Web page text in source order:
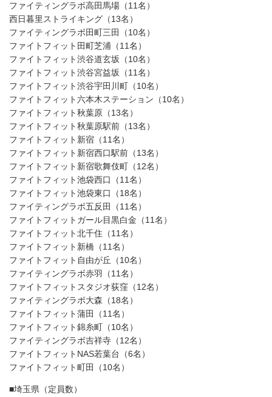
ファイティングラボ高田馬場（11名）
西日暮里ストライキング（13名）
ファイティングラボ田町三田（10名）
ファイトフィット田町芝浦（11名）
ファイトフィット渋谷道玄坂（10名）
ファイトフィット渋谷宮益坂（11名）
ファイトフィット渋谷宇田川町（10名）
ファイトフィット六本木ステーション（10名）
ファイトフィット秋葉原（13名）
ファイトフィット秋葉原駅前（13名）
ファイトフィット新宿（11名）
ファイトフィット新宿西口駅前（13名）
ファイトフィット新宿歌舞伎町（12名）
ファイトフィット池袋西口（11名）
ファイトフィット池袋東口（18名）
ファイティングラボ五反田（11名）
ファイトフィットガール目黒白金（11名）
ファイトフィット北千住（11名）
ファイトフィット新橋（11名）
ファイトフィット自由が丘（10名）
ファイティングラボ赤羽（11名）
ファイトフィットスタジオ荻窪（12名）
ファイティングラボ大森（18名）
ファイトフィット蒲田（11名）
ファイトフィット錦糸町（10名）
ファイティングラボ吉祥寺（12名）
ファイトフィットNAS若葉台（6名）
ファイトフィット町田（10名）
■埼玉県（定員数）